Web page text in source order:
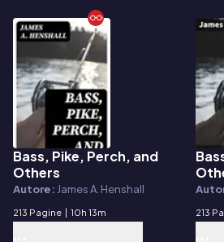
E-book
Bass, Pike, Perch, and
Others
Autore: James A. Henshall
213 Pagine | 10h 13m
E-
213